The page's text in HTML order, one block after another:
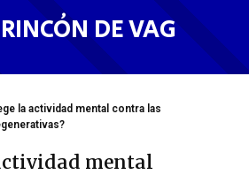
DE VAG
la actividad mental contra las
mental